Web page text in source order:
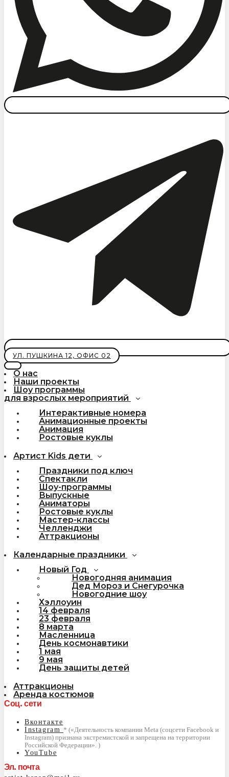
УЛ. ПУШКИНА 12, ОФИС 02
О нас
Наши проекты
Шоу программы
для взрослых мероприятий
Интерактивные номера
Анимационные проекты
Анимация
Ростовые куклы
Артист Kids дети
Праздники под ключ
Спектакли
Шоу-программы
Выпускные
Аниматоры
Ростовые куклы
Мастер-классы
Челленджи
Аттракционы
Календарные праздники
Новый Год
Новогодняя анимация
Дед Мороз и Снегурочка
Новогодние шоу
Хэллоуин
14 февраля
23 февраля
8 марта
Масленница
День космонавтики
1 мая
9 мая
День защиты детей
Аттракционы
Аренда костюмов
Соц. сети
Вконтакте
Instagram
YouTube
Эл. почта